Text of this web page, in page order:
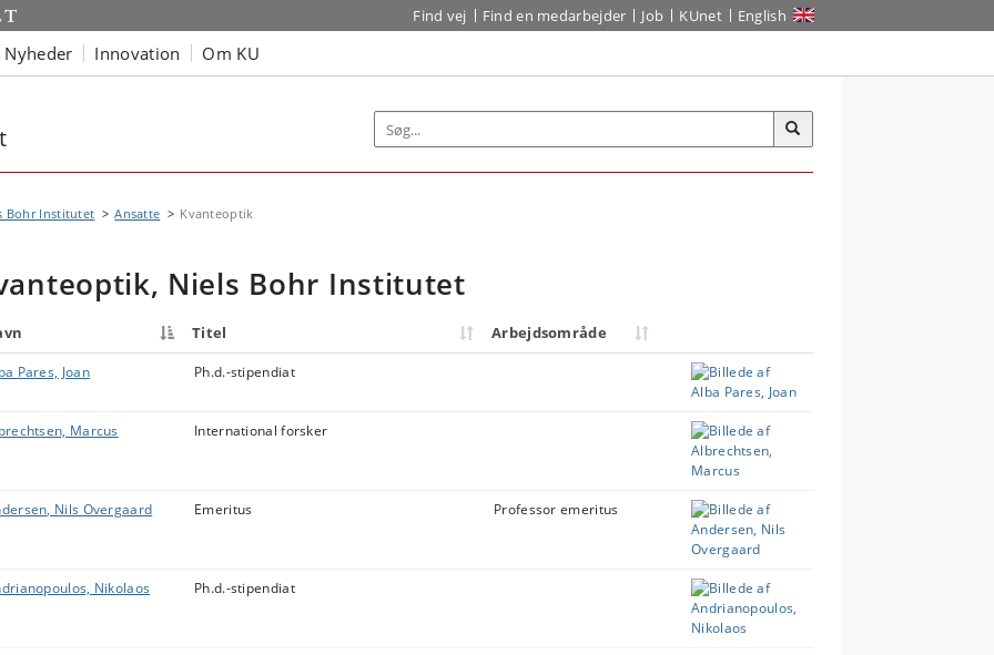
Find vej Find en medarbejder Job KUnet English
Nyheder Innovation Om KU
Bohr Institutet Ansatte Kvanteoptik
Niels Bohr Institutet
Titel Arbejdsområde
Pares, Joan Ph.d.-stipendiat
Marcus International forsker
Nils Overgaard Emeritus Professor emeritus
Nikolaos Ph.d.-stipendiat